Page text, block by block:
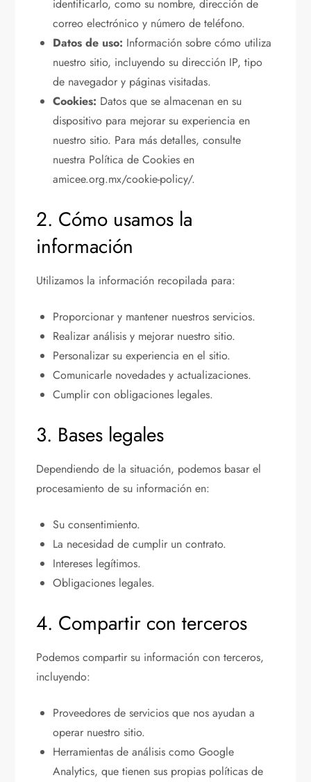
identificarlo, como su nombre, dirección de
correo electrónico y número de teléfono.
Datos de uso: Información sobre cómo utiliza
nuestro sitio, incluyendo su dirección IP, tipo
de navegador y páginas visitadas.
Cookies: Datos que se almacenan en su
dispositivo para mejorar su experiencia en
nuestro sitio. Para más detalles, consulte
nuestra Política de Cookies en
amicee.org.mx/cookie-policy/.
2. Cómo usamos la
información
Utilizamos la información recopilada para:
Proporcionar y mantener nuestros servicios.
Realizar análisis y mejorar nuestro sitio.
Personalizar su experiencia en el sitio.
Comunicarle novedades y actualizaciones.
Cumplir con obligaciones legales.
3. Bases legales
Dependiendo de la situación, podemos basar el
procesamiento de su información en:
Su consentimiento.
La necesidad de cumplir un contrato.
Intereses legítimos.
Obligaciones legales.
4. Compartir con terceros
Podemos compartir su información con terceros,
incluyendo:
Proveedores de servicios que nos ayudan a
operar nuestro sitio.
Herramientas de análisis como Google
Analytics, que tienen sus propias políticas de